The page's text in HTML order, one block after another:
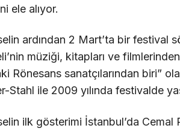
ele alıyor.
ardından 2 Mart’ta bir festival
müziği, kitapları ve
Rönesans sanatçılarından biri”
Stahl ile 2009 yılında festivalde
ilk gösterimi İstanbul’da Cemal